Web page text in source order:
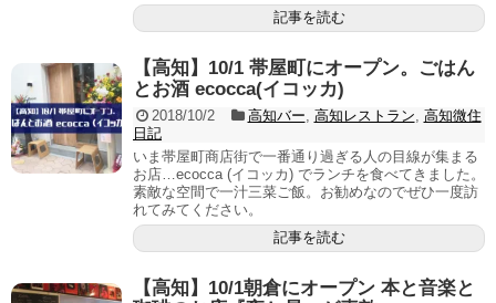
記事を読む
【高知】10/1 帯屋町にオープン。ごはん
とお酒 ecocca(イコッカ)
2018/10/2 高知バー, 高知レストラン, 高知微住
日記
いま帯屋町商店街で一番通り過ぎる人の目線が集まる
お店…ecocca (イコッカ) でランチを食べてきました。
素敵な空間で一汁三菜ご飯。お勧めなのでぜひ一度訪
れてみてください。
記事を読む
【高知】10/1朝倉にオープン 本と音楽と